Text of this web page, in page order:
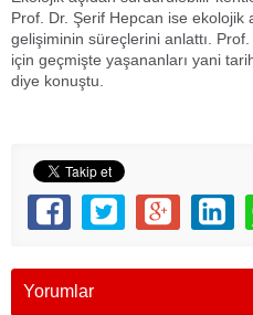
Prof. Dr. Şerif Hepcan ise ekolojik
gelişiminin süreçlerini anlattı.
için geçmişte yaşananları yani
diye konuştu.
Yorumlar